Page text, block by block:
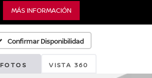
MÁS INFORMACIÓN
Confirmar Disponibilidad
FOTOS VISTA 360